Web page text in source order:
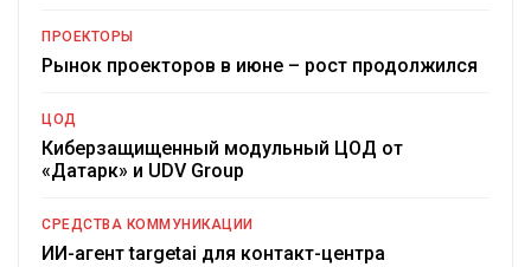
ПРОЕКТОРЫ
Рынок проекторов в июне – рост продолжился
ЦОД
Киберзащищенный модульный ЦОД от
«Датарк» и UDV Group
СРЕДСТВА КОММУНИКАЦИИ
ИИ-агент targetai для контакт-центра